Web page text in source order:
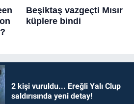
2 kişi vuruldu... Ereğli Yalı Clup
saldırısında yeni detay!